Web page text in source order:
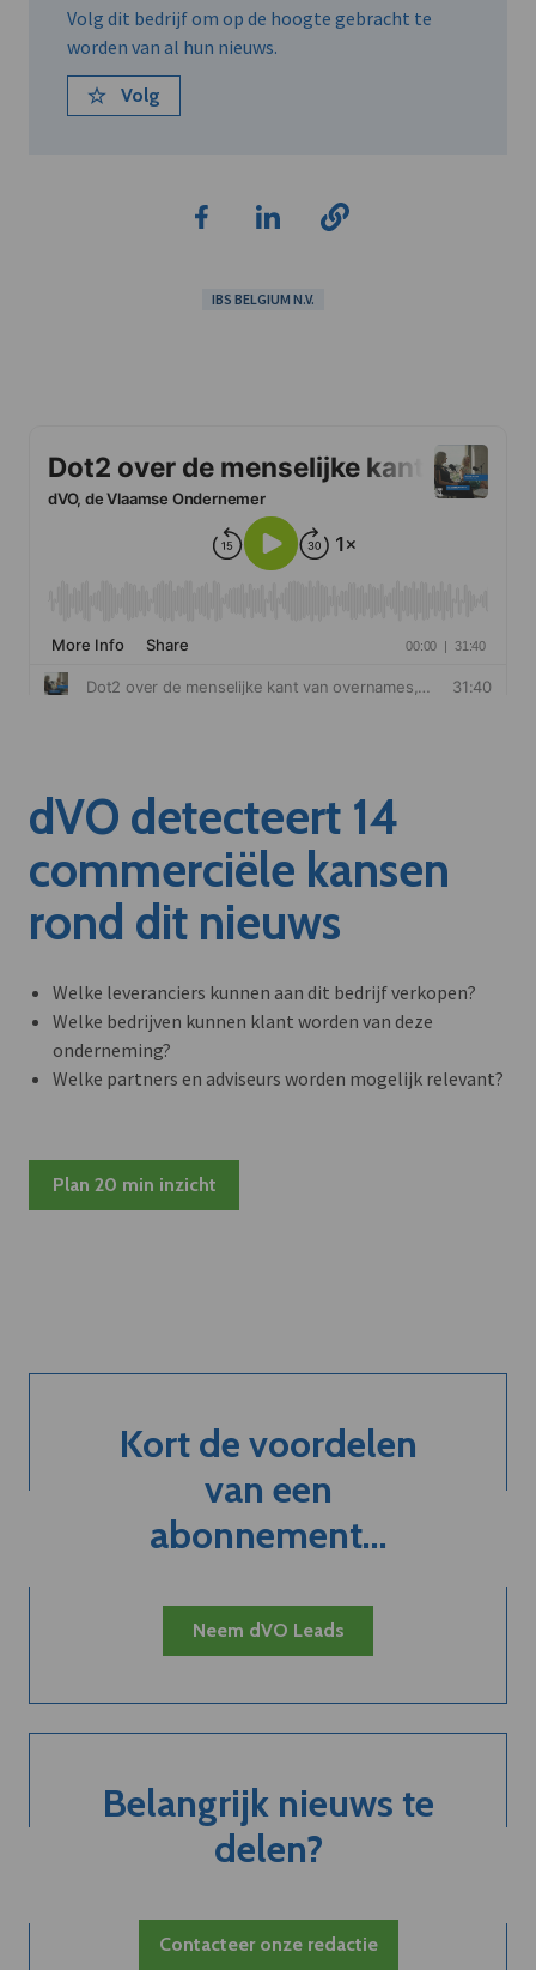
Volg dit bedrijf om op de hoogte gebracht te
worden van al hun nieuws.
Volg
IBS BELGIUM N.V.
dVO detecteert 14
commerciële kansen
rond dit nieuws
Welke leveranciers kunnen aan dit bedrijf verkopen?
Welke bedrijven kunnen klant worden van deze
onderneming?
Welke partners en adviseurs worden mogelijk relevant?
Plan 20 min inzicht
Kort de voordelen
van een
abonnement...
Neem dVO Leads
Belangrijk nieuws te
delen?
Contacteer onze redactie